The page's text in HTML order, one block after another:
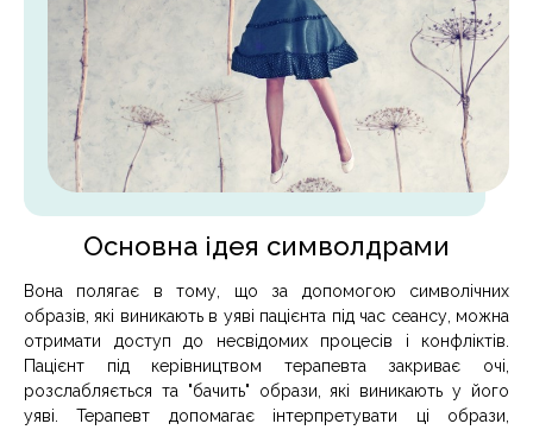
Основна ідея символдрами
Вона полягає в тому, що за допомогою символічних
образів, які виникають в уяві пацієнта під час сеансу, можна
отримати доступ до несвідомих процесів і конфліктів.
Пацієнт під керівництвом терапевта закриває очі,
розслабляється та "бачить" образи, які виникають у його
уяві. Терапевт допомагає інтерпретувати ці образи,